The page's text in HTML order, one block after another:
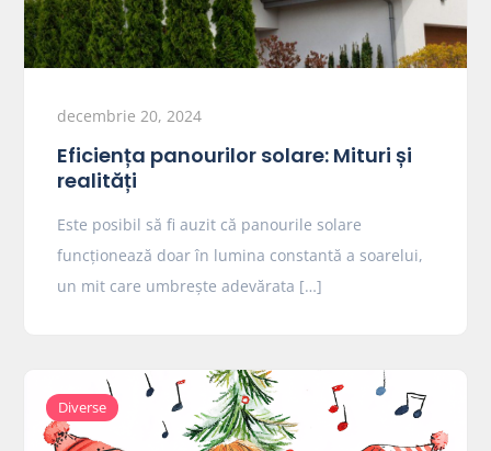
decembrie 20, 2024
Eficiența panourilor solare: Mituri și
realități
Este posibil să fi auzit că panourile solare
funcționează doar în lumina constantă a soarelui,
un mit care umbrește adevărata […]
Diverse